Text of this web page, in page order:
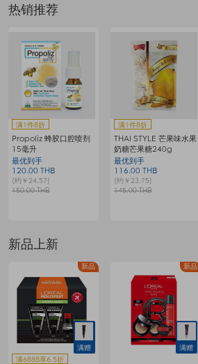
热销推荐
满1件8折
AUNTIE G冬阴功汤料组
64g
最优到手
80.00 THB
(约￥16.38)
100.00 THB
满6888享6.5折
欧莱雅复颜保湿洁面乳
最优到手
111.00 THB
(约￥22.73)
170.00 THB
新品上新
新品 新品